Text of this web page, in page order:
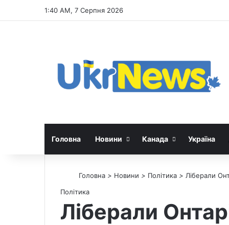
1:40 AM, 7 Серпня 2026
Головна Новини Канада Україна
Головна > Новини > Політика > Ліберали
Політика
Ліберали